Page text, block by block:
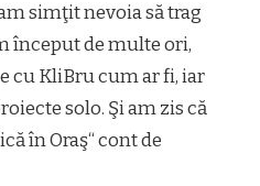
simţit nevoia să trag
început de multe ori,
cu KliBru cum ar fi, iar
solo. Şi am zis că
în Oraş“ cont de